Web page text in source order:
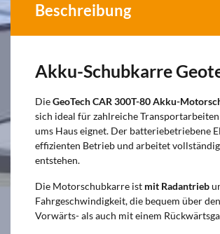
Beschreibung
Akku-Schubkarre
DieGeoTech CAR 300T-80 Akku-
sich ideal für zahlreiche
ums Haus eignet. Der batteriebetriebene
effizienten Betrieb und arbeitet
entstehen.
Die Motorschubkarre ist mit Radantrieb
Fahrgeschwindigkeit, die bequem über
Vorwärts- als auch mit einem